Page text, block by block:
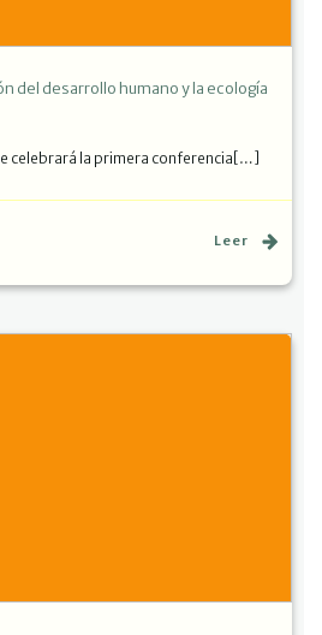
del desarrollo humano y la ecología
celebrará la primera conferencia[…]
Leer